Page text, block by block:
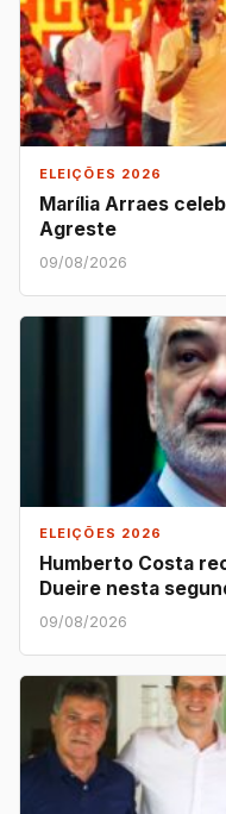
ELEIÇÕES 2026
Marília Arraes
Agreste
09/08/2026
ELEIÇÕES 2026
Humberto Costa
Dueire nesta
09/08/2026